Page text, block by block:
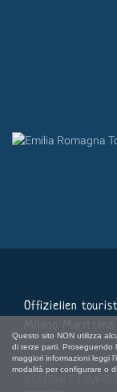
Questo sito NON utilizza
di terze parti. Proseguendo
maggiori informazioni leggi
modalità per configurare o
Offiziellen